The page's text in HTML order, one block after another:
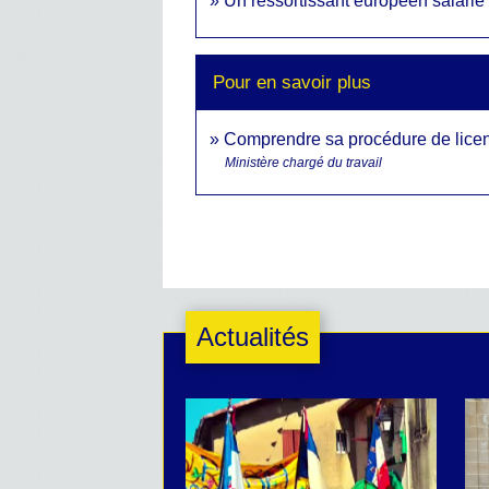
Pour en savoir plus
Comprendre sa procédure de
Ministère chargé du travail
Actualités